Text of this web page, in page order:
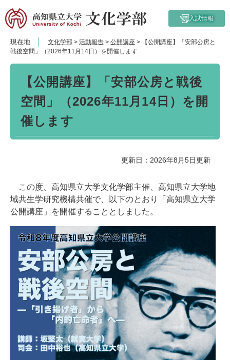
ー
ジ
ニ
ュ
入試情報
現在地 文化学部 > 活動報告 > 公開講座 >
【公開講座】「安部公房と
戦後空間」（2026年11月14日）を開催します
【公開講座】「安部公房と戦後
空間」（2026年11月14日）を開
催します
更新日：2026年8月5日更新
この度、高知県立大学文化学部主催、高知県立大学地
域共生学研究機構共催で、以下のとおり「高知県立大学
公開講座」を開催することとしました。​